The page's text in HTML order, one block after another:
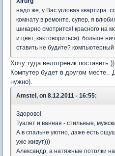
надо же, у Вас угловая квартира.
комнату в ремонте. супер, я
шикарно смотрится! красного на
и цвет, как говориться). больше
ставить не будите? компьютерный
Хочу туда велотреник поставить.))
Компутер будет в другом месте..
нужно).
Amstel, on 8.12.2011 - 16:55:
Здорово!
Туалет и ванная - стильные,
А в спальне уютно, даже есть
уже живут)))
Александр, а натяжные потолки на